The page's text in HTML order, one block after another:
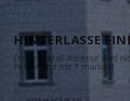
HINTERLASSE
Deine E-Mail-Adresse wird
Felder sind mit * markiert